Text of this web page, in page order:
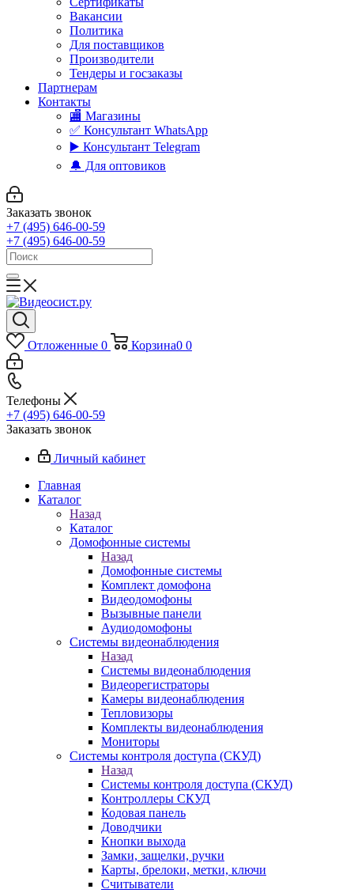
Вакансии
Политика
Для поставщиков
Производители
Тендеры и госзаказы
Партнерам
Контакты
🏬 Магазины
✅️ Консультант WhatsApp
▶️ Консультант Telegram
🔔 Для оптовиков
Заказать звонок
+7 (495) 646-00-59
+7 (495) 646-00-59
Отложенные 0 Корзина0 0
Телефоны
+7 (495) 646-00-59
Заказать звонок
Личный кабинет
Главная
Каталог
Назад
Каталог
Домофонные системы
Назад
Домофонные системы
Комплект домофона
Видеодомофоны
Вызывные панели
Аудиодомофоны
Системы видеонаблюдения
Назад
Системы видеонаблюдения
Видеорегистраторы
Камеры видеонаблюдения
Тепловизоры
Комплекты видеонаблюдения
Мониторы
Системы контроля доступа (СКУД)
Назад
Системы контроля доступа (СКУД)
Контроллеры СКУД
Кодовая панель
Доводчики
Кнопки выхода
Замки, защелки, ручки
Карты, брелоки, метки, ключи
Считыватели